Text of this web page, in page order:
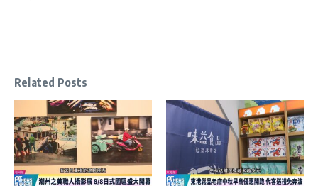
Related Posts